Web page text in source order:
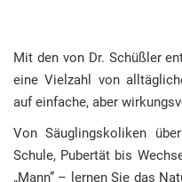
Mit den von Dr. Schüßler
eine Vielzahl von
auf einfache, aber
Von Säuglingskoliken
Schule, Pubertät bis
„Mann” – lernen Sie das